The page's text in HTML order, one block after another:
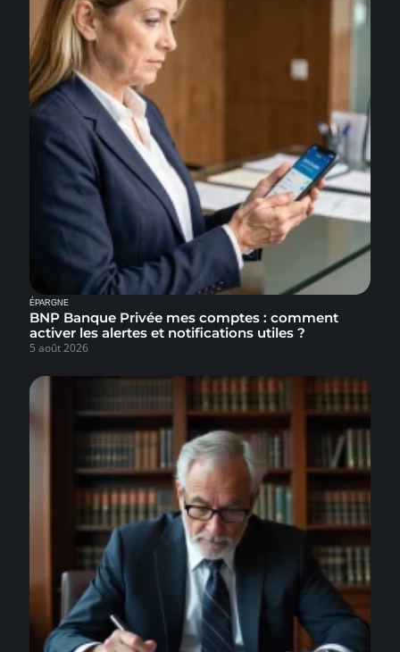
ÉPARGNE
BNP Banque Privée mes comptes : comment
activer les alertes et notifications utiles ?
5 août 2026